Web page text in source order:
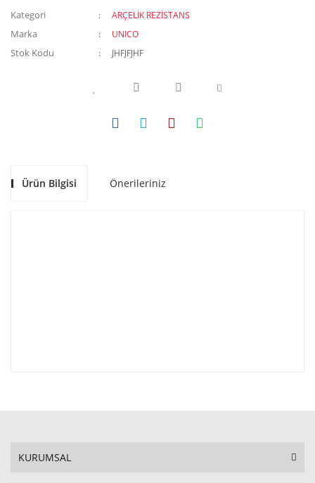
Kategori ARÇELİK REZİSTANS
Marka UNICO
Stok Kodu JHFJFJHF
Ürün Bilgisi Önerileriniz
KURUMSAL